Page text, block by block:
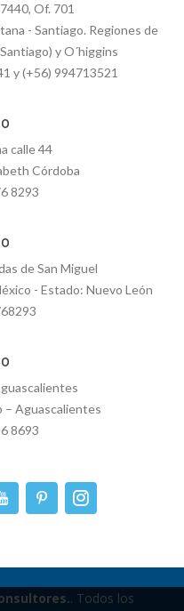
Of. 701
- Santiago. Regiones de
y O´higgins
y (+56) 994713521
calle 44
Córdoba
8293
de San Miguel
- Estado: Nuevo León
– Aguascalientes
8693
. Todos los